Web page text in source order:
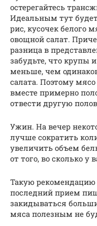
остерегайтесь
Идеальным тут
рис, кусочек белого
овощной салат.
разница в
забудьте, что крупы
меньше, чем
салата. Поэтому
вместе примерно
отвести другую
Ужин. На вечер
лучше сократить
увеличить объем
от того, во сколько у
Такую рекомендацию
последний прием
закидываться
мяса полезным не